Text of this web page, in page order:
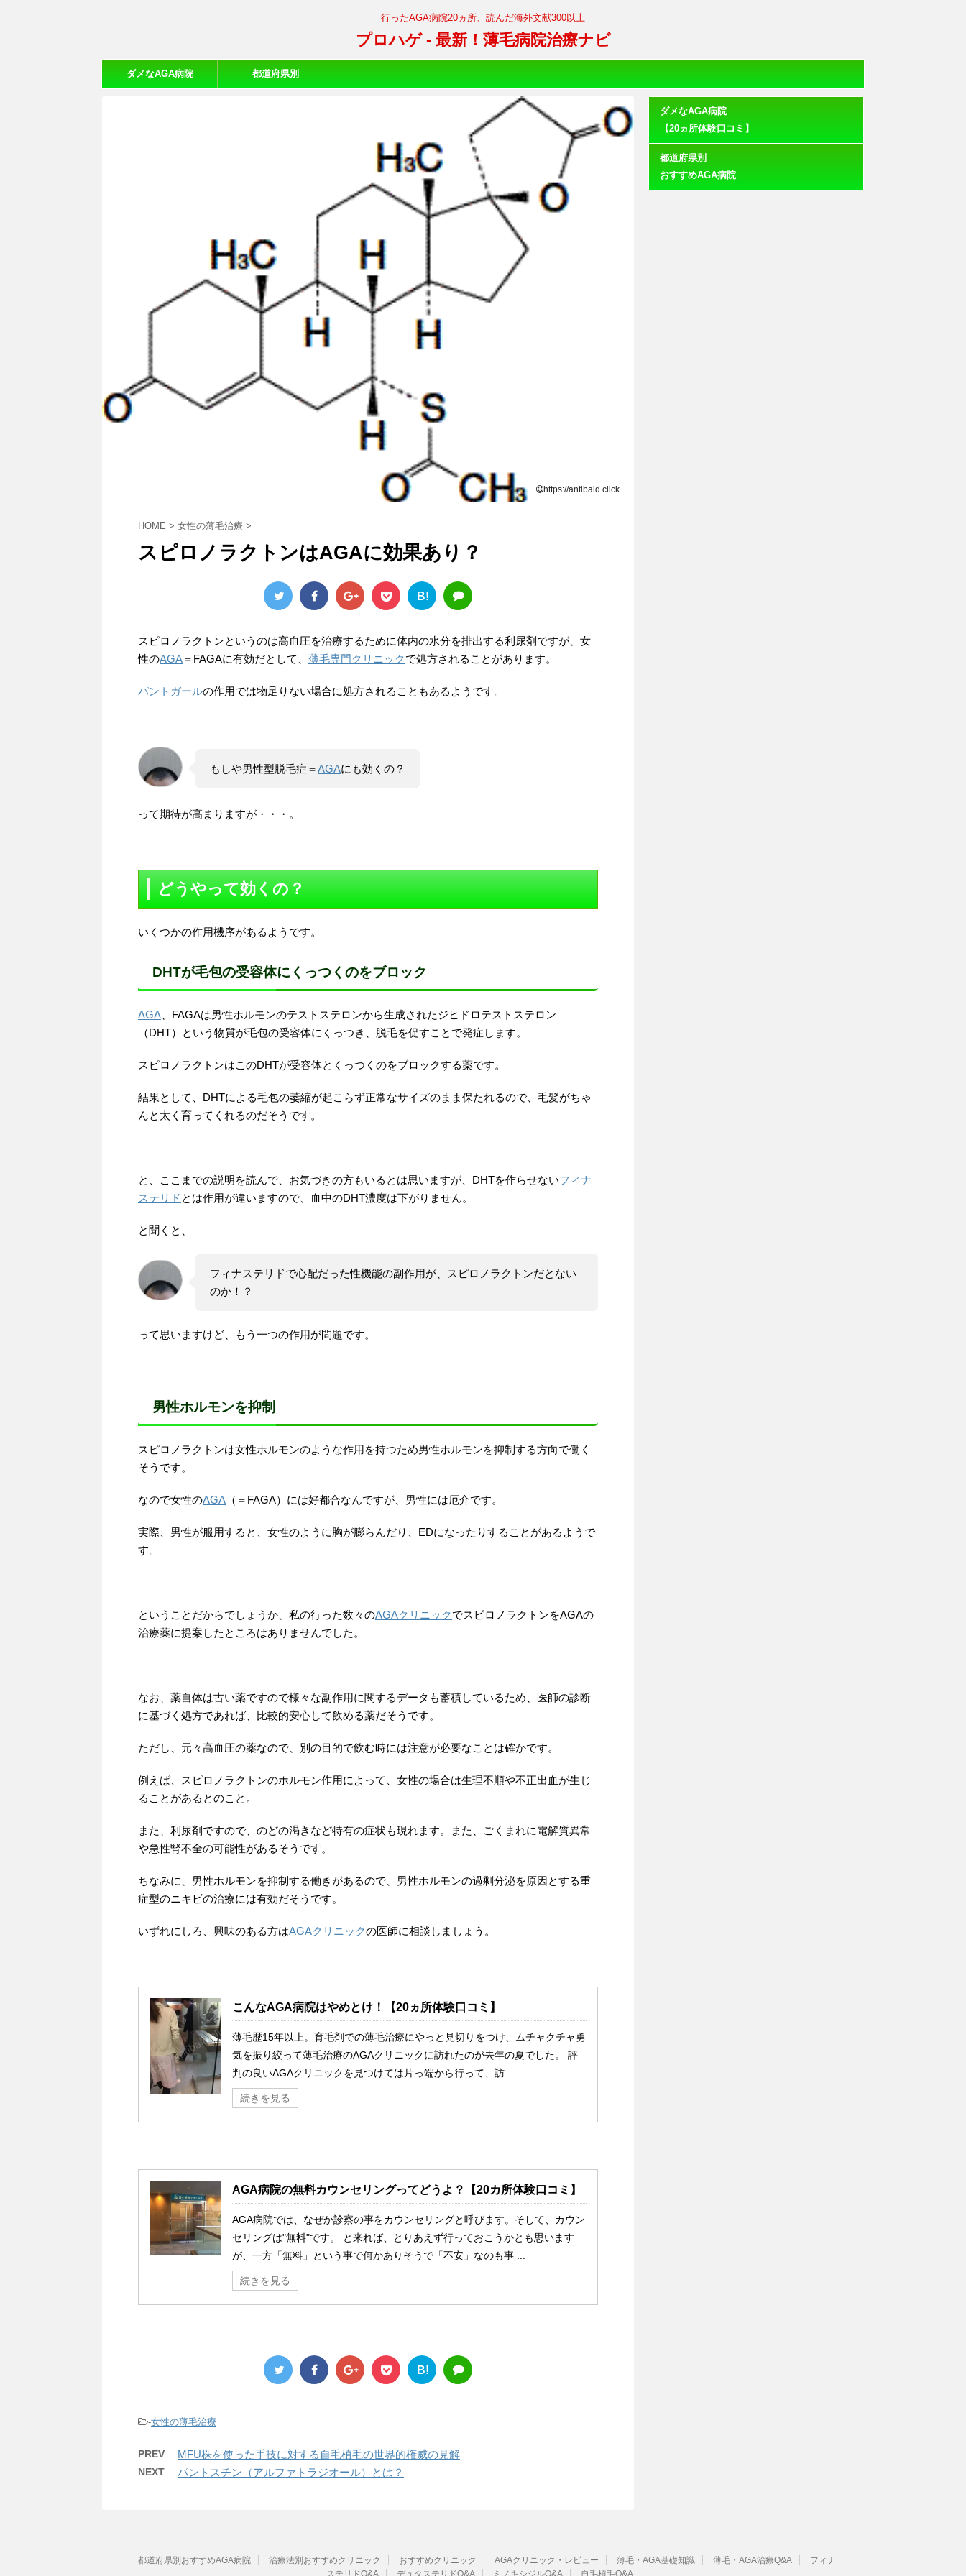
行ったAGA病院20ヵ所、読んだ海外文献300以上
プロハゲ - 最新！薄毛病院治療ナビ
ダメなAGA病院 都道府県別
https://antibald.click
HOME > 女性の薄毛治療 >
スピロノラクトンはAGAに効果あり？
B!
スピロノラクトンというのは高血圧を治療するために体内の水分を排出する利尿剤ですが、女
性のAGA＝FAGAに有効だとして、 薄毛専門クリニックで処方されることがあります。
パントガールの作用では物足りない場合に処方されることもあるようです。
もしや男性型脱毛症＝AGAにも効くの？
って期待が高まりますが・・・。
どうやって効くの？
いくつかの作用機序があるようです。
DHTが毛包の受容体にくっつくのをブロック
AGA 、FAGAは男性ホルモンのテストステロンから生成されたジヒドロテストステロン
（DHT）という物質が毛包の受容体にくっつき、脱毛を促すことで発症します。
スピロノラクトンはこのDHTが受容体とくっつくのをブロックする薬です。
結果として、DHTによる毛包の萎縮が起こらず正常なサイズのまま保たれるので、毛髪がちゃ
んと太く育ってくれるのだそうです。
と、ここまでの説明を読んで、お気づきの方もいるとは思いますが、DHTを作らせないフィナ
ステリド とは作用が違いますので、血中のDHT濃度は下がりません。
と聞くと、
フィナステリドで心配だった性機能の副作用が、スピロノラクトンだとない
のか！？
って思いますけど、もう一つの作用が問題です。
男性ホルモンを抑制
スピロノラクトンは女性ホルモンのような作用を持つため男性ホルモンを抑制する方向で働く
そうです。
なので女性のAGA （＝FAGA）には好都合なんですが、男性には厄介です。
実際、男性が服用すると、女性のように胸が膨らんだり、EDになったりすることがあるようで
す。
ということだからでしょうか、私の行った数々のAGAクリニックでスピロノラクトンをAGAの
治療薬に提案したところはありませんでした。
なお、薬自体は古い薬ですので様々な副作用に関するデータも蓄積しているため、医師の診断
に基づく処方であれば、比較的安心して飲める薬だそうです。
ただし、元々高血圧の薬なので、別の目的で飲む時には注意が必要なことは確かです。
例えば、スピロノラクトンのホルモン作用によって、女性の場合は生理不順や不正出血が生じ
ることがあるとのこと。
また、利尿剤ですので、のどの渇きなど特有の症状も現れます。また、ごくまれに電解質異常
や急性腎不全の可能性があるそうです。
ちなみに、男性ホルモンを抑制する働きがあるので、男性ホルモンの過剰分泌を原因とする重
症型のニキビの治療には有効だそうです。
いずれにしろ、興味のある方はAGAクリニックの医師に相談しましょう。
こんなAGA病院はやめとけ！【20ヵ所体験口コミ】
薄毛歴15年以上。育毛剤での薄毛治療にやっと見切りをつけ、ムチャクチャ勇
気を振り絞って薄毛治療のAGAクリニックに訪れたのが去年の夏でした。 評
判の良いAGAクリニックを見つけては片っ端から行って、訪 ...
続きを見る
AGA病院の無料カウンセリングってどうよ？【20カ所体験口コミ】
AGA病院では、なぜか診察の事をカウンセリングと呼びます。そして、カウン
セリングは"無料"です。 と来れば、とりあえず行っておこうかとも思います
が、一方「無料」という事で何かありそうで「不安」なのも事 ...
続きを見る
B!
-女性の薄毛治療
PREV MFU株を使った手技に対する自毛植毛の世界的権威の見解
NEXT パントスチン（アルファトラジオール）とは？
ダメなAGA病院
【20ヵ所体験口コミ】
都道府県別
おすすめAGA病院
都道府県別おすすめAGA病院 治療法別おすすめクリニック おすすめクリニック AGAクリニック・レビュー 薄毛・AGA基礎知識 薄毛・AGA治療Q&A
フィナ
ステリドQ&A
デュタステリドQ&A ミノキシジルQ&A 自毛植毛Q&A